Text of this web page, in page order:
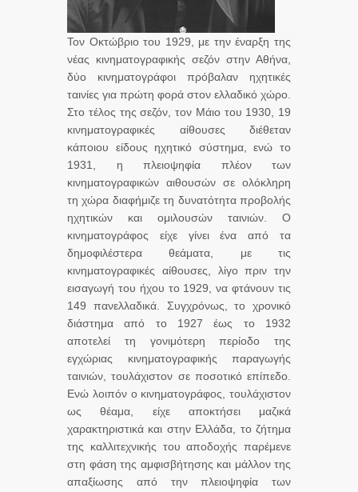
Τον Οκτώβριο του 1929, με την έναρξη της
νέας κινηματογραφικής σεζόν στην Αθήνα,
δύο κινηματογράφοι πρόβαλαν ηχητικές
ταινίες για πρώτη φορά στον ελλαδικό χώρο.
Στο τέλος της σεζόν, τον Μάιο του 1930, 19
κινηματογραφικές αίθουσες διέθεταν
κάποιου είδους ηχητικό σύστημα, ενώ το
1931, η πλειοψηφία πλέον των
κινηματογραφικών αιθουσών σε ολόκληρη
τη χώρα διαφήμιζε τη δυνατότητα προβολής
ηχητικών και ομιλουσών ταινιών. Ο
κινηματογράφος είχε γίνει ένα από τα
δημοφιλέστερα θεάματα, με τις
κινηματογραφικές αίθουσες, λίγο πριν την
εισαγωγή του ήχου το 1929, να φτάνουν τις
149 πανελλαδικά. Συγχρόνως, το χρονικό
διάστημα από το 1927 έως το 1932
αποτελεί τη γονιμότερη περίοδο της
εγχώριας κινηματογραφικής παραγωγής
ταινιών, τουλάχιστον σε ποσοτικό επίπεδο.
Ενώ λοιπόν ο κινηματογράφος, τουλάχιστον
ως θέαμα, είχε αποκτήσει μαζικά
χαρακτηριστικά και στην Ελλάδα, το ζήτημα
της καλλιτεχνικής του αποδοχής παρέμενε
στη φάση της αμφισβήτησης και μάλλον της
απαξίωσης από την πλειοψηφία των